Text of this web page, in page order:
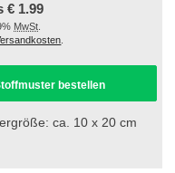
€ 1.99
MwSt
bestellen
ca. 10 x 20 cm